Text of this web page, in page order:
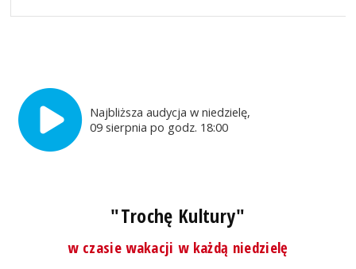
Najbliższa audycja w niedzielę,
09 sierpnia po godz. 18:00
"Trochę Kultury"
w czasie wakacji w każdą niedzielę